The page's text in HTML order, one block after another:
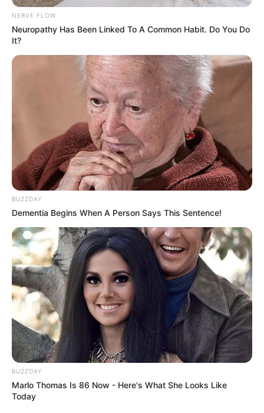
NERVE FLOW
Neuropathy Has Been Linked To A Common Habit. Do You Do
It?
BUZZDAY
Dementia Begins When A Person Says This Sentence!
BUZZDAY
Marlo Thomas Is 86 Now - Here's What She Looks Like
Today